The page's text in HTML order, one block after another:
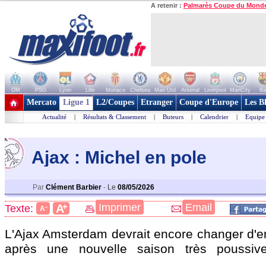
A retenir : Palmarès Coupe du
OM PSG Lyon Lille Monaco Chelsea Man Utd Arsenal Liverpool ManCity
+ de clubs
Mercato Ligue 1 L2/Coupes Etranger Coupe d'Europe Les
Actualité | Résultats & Classement | Buteurs | Calendrier | Equipe
Ajax : Michel en pole
Par Clément Barbier - Le 08/05/2026
Texte: A- A+ Imprimer Email
L'Ajax Amsterdam devrait encore changer
après une nouvelle saison très